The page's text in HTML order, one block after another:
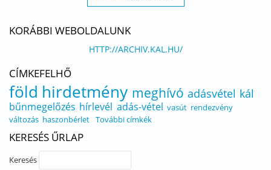
KORÁBBI WEBOLDALUNK
HTTP://ARCHIV.KAL.HU/
CÍMKEFELHŐ
föld hirdetmény meghívó adásvétel kál
bűnmegelőzés hírlevél adás-vétel vasút rendezvény
változás haszonbérlet További címkék
KERESÉS ŰRLAP
Keresés